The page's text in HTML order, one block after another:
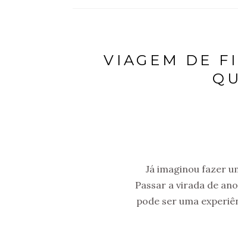
VIAGEM DE
Já imaginou fazer
Passar a virada de
pode ser uma